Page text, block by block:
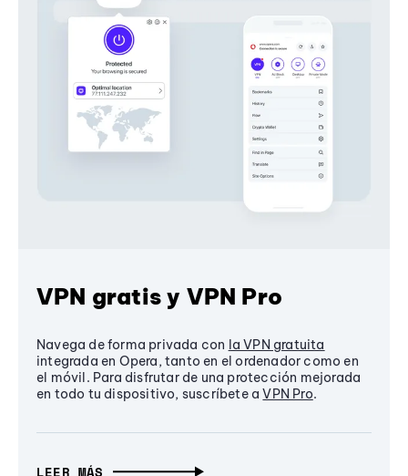
VPN gratis y VPN Pro
Navega de forma privada con la VPN gratuita
integrada en Opera, tanto en el ordenador como en
el móvil. Para disfrutar de una protección mejorada
en todo tu dispositivo, suscríbete aVPN Pro.
LEER MÁS